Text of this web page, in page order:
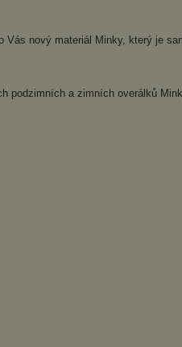
nový materiál Minky, který je
podzimních a zimních overálků